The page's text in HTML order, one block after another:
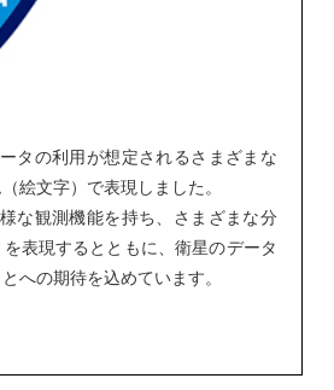
タの利用が想定されるさまざまな
絵文字）で表現しました。
な観測機能を持ち、さまざまな分
表現するとともに、衛星のデータ
への期待を込めています。